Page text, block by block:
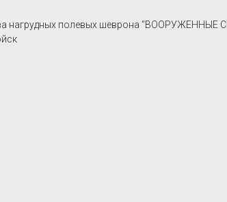
нагрудных полевых шеврона "ВООРУЖЕННЫЕ